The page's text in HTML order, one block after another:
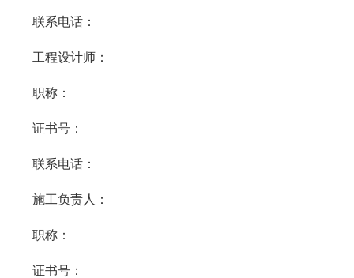
联系电话：
工程设计师：
职称：
证书号：
联系电话：
施工负责人：
职称：
证书号：